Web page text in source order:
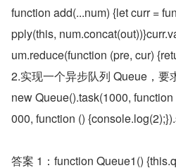
function add(...num) {let curr =
pply(this,
um.reduce(function (pre, cur)
2.实现一个异步队列 Queue，
new Queue().task(1000,
000, function ()
答案 1：function Queue1()